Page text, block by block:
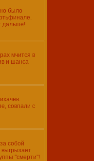
было
дальше!
мчится в
и шанса
совпали с
собой
"смерти"!